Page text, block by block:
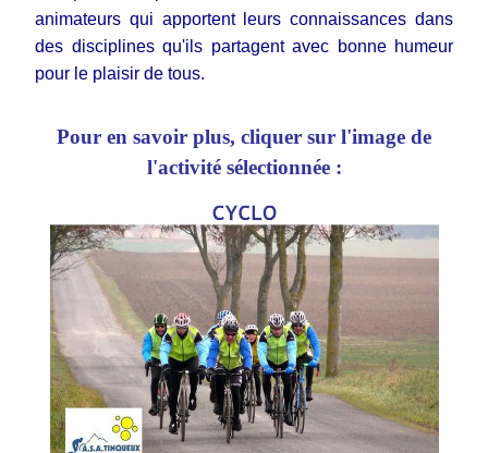
animateurs qui apportent leurs connaissances dans
des disciplines qu'ils partagent avec bonne humeur
pour le plaisir de tous.
Pour en savoir plus, cliquer sur l'image de
l'activité sélectionnée :